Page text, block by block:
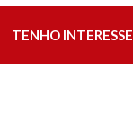
TENHO INTERESSE